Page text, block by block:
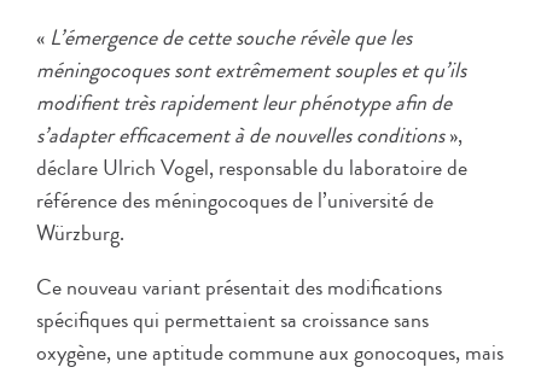
« L’émergence de cette souche révèle que les
méningocoques sont extrêmement souples et qu’ils
modifient très rapidement leur phénotype afin de
s’adapter efficacement à de nouvelles conditions»,
déclare Ulrich Vogel, responsable du laboratoire de
référence des méningocoques de l’université de
Würzburg.
Ce nouveau variant présentait des modifications
spécifiques qui permettaient sa croissance sans
oxygène, une aptitude commune aux gonocoques, mais